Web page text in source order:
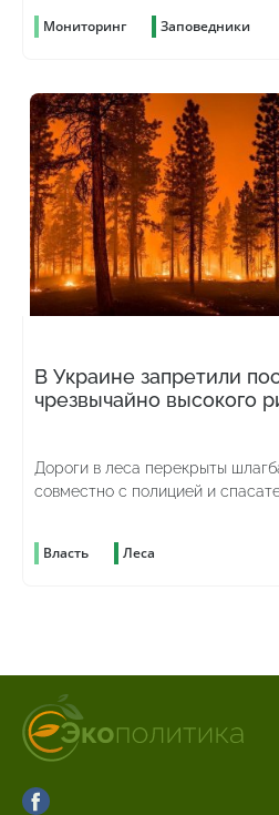
Мониторинг Заповедники
В Украине запретили
чрезвычайно высокого
Дороги в леса перекрыты
совместно с полицией и
Власть Леса